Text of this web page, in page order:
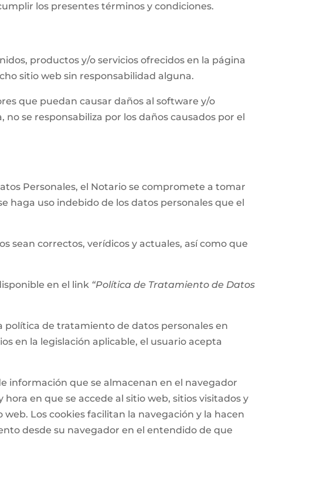
los presentes términos y condiciones.
productos y/o servicios ofrecidos en la página
sitio web sin responsabilidad alguna.
que puedan causar daños al software y/o
se responsabiliza por los daños causados por el
Personales, el Notario se compromete a tomar
haga uso indebido de los datos personales que el
sean correctos, verídicos y actuales, así como que
en el link “Política de Tratamiento de Datos
política de tratamiento de datos personales en
en la legislación aplicable, el usuario acepta
información que se almacenan en el navegador
en que se accede al sitio web, sitios visitados y
Los cookies facilitan la navegación y la hacen
desde su navegador en el entendido de que